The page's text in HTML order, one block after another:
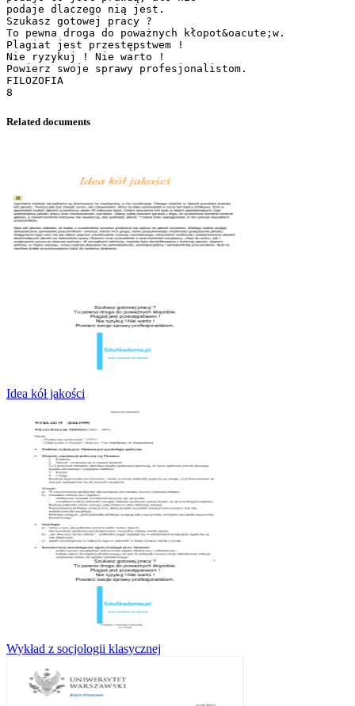
Related documents
Idea kół jakości
Wykład z socjologii klasycznej